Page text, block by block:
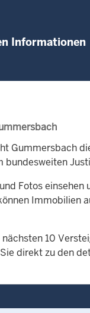
Informationen
Gummersbach
bundesweiten
Fotos
Immobilien
10
direkt zu den